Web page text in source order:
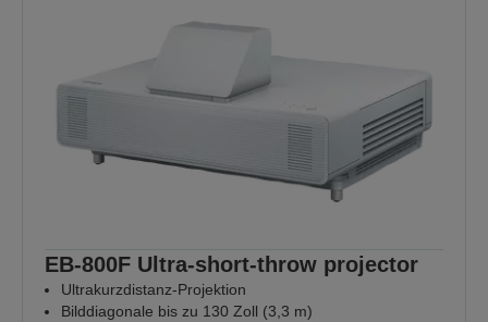
EB-800F Ultra-short-throw projector
Ultrakurzdistanz-Projektion
Bilddiagonale bis zu 130 Zoll (3,3 m)